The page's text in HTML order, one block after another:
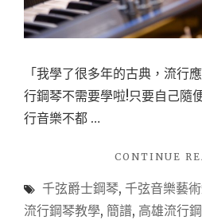
「我學了很多年的古典，流行
行鋼琴不需要學啦!只要自己隨
行音樂不都 …
CONTINUE
千弦爵士鋼琴, 千弦音樂藝
流行鋼琴教學, 簡譜, 高雄流行